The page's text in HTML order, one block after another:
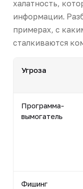
халатность,
информации.
примерах, с
сталкиваются
Угроза
Программа-
вымогатель
Фишинг